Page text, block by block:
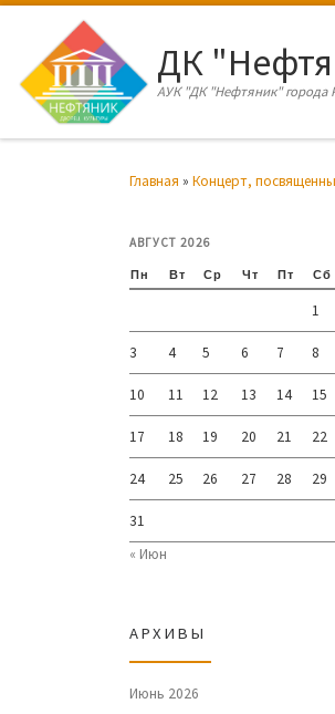
Перейти к содержимому
ДК
АУК "ДК "Нефтяник" города
Главная » Концерт,
АВГУСТ 2026
Пн Вт Ср Чт Пт Сб
1
3 4 5 6 7 8
10 11 12 13 14 15
17 18 19 20 21 22
24 25 26 27 28 29
31
« Июн
АРХИВЫ
Июнь 2026